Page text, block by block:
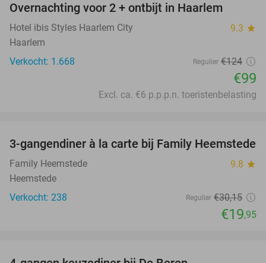
Overnachting voor 2 + ontbijt in Haarlem
Hotel ibis Styles Haarlem City 9.3 star
Haarlem
Verkocht: 1.668
Regulier €124
€99
Excl. ca. €6 p.p.p.n. toeristenbelasting
34%
3-gangendiner à la carte bij Family Heemstede
Family Heemstede 9.8 star
Heemstede
Verkocht: 238
Regulier €30,15
€19,95